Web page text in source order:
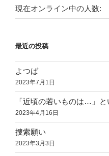
現在オンライン中の人数:
最近の投稿
よつば
2023年7月1日
「近頃の若いものは…」と
2023年4月16日
捜索願い
2023年3月3日